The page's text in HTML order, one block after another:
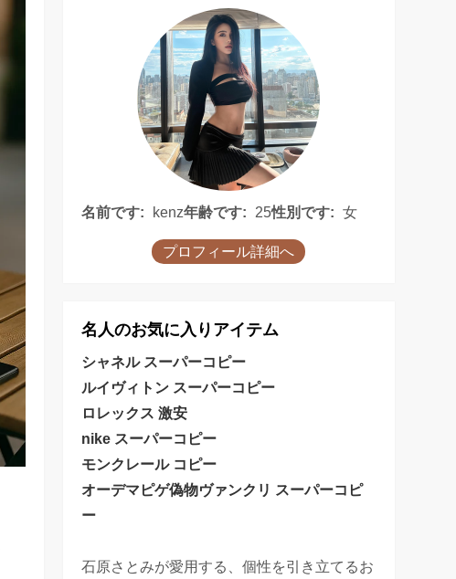
名前です: kenz年齢です: 25性別です: 女
プロフィール詳細へ
名人のお気に入りアイテム
シャネル スーパーコピー
ルイヴィトン スーパーコピー
ロレックス 激安
nike スーパーコピー
モンクレール コピー
オーデマピゲ偽物ヴァンクリ スーパーコピ
ー
石原さとみが愛用する、個性を引き立てるお